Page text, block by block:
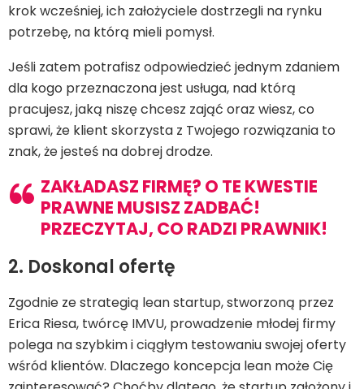
krok wcześniej, ich założyciele dostrzegli na rynku
potrzebę, na którą mieli pomysł.
Jeśli zatem potrafisz odpowiedzieć jednym zdaniem
dla kogo przeznaczona jest usługa, nad którą
pracujesz, jaką niszę chcesz zająć oraz wiesz, co
sprawi, że klient skorzysta z Twojego rozwiązania to
znak, że jesteś na dobrej drodze.
ZAKŁADASZ FIRMĘ? O TE KWESTIE
PRAWNE MUSISZ ZADBAĆ!
PRZECZYTAJ, CO RADZI PRAWNIK!
2. Doskonal ofertę
Zgodnie ze strategią lean startup, stworzoną przez
Erica Riesa, twórcę IMVU, prowadzenie młodej firmy
polega na szybkim i ciągłym testowaniu swojej oferty
wśród klientów. Dlaczego koncepcja lean może Cię